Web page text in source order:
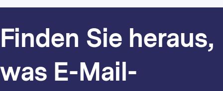
Finden Sie heraus,
was E-Mail-